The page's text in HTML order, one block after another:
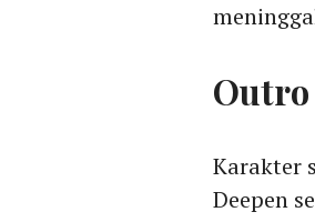
Karakter
Deepen